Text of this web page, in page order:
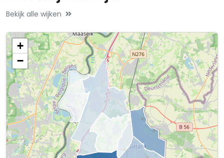
Bekijk alle wijken
+
−